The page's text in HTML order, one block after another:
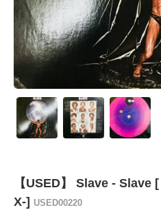
【USED】 Slave -
X-] USED00220